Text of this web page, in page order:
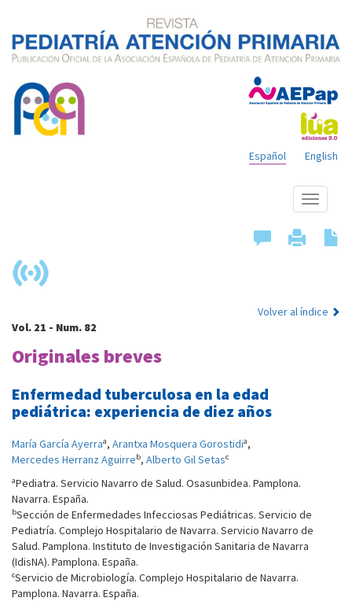
English
Español
Mostrar
menú
Volver al índice
Vol. 21 - Num. 82
Originales breves
Enfermedad tuberculosa en la edad
pediátrica: experiencia de diez años
María García Ayerraa, Arantxa Mosquera Gorostidia,
Mercedes Herranz Aguirreb, Alberto Gil Setasc
aPediatra. Servicio Navarro de Salud. Osasunbidea. Pamplona.
Navarra. España.
bSección de Enfermedades Infecciosas Pediátricas. Servicio de
Pediatría. Complejo Hospitalario de Navarra. Servicio Navarro de
Salud. Pamplona. Instituto de Investigación Sanitaria de Navarra
(IdisNA). Pamplona. España.
cServicio de Microbiología. Complejo Hospitalario de Navarra.
Pamplona. Navarra. España.